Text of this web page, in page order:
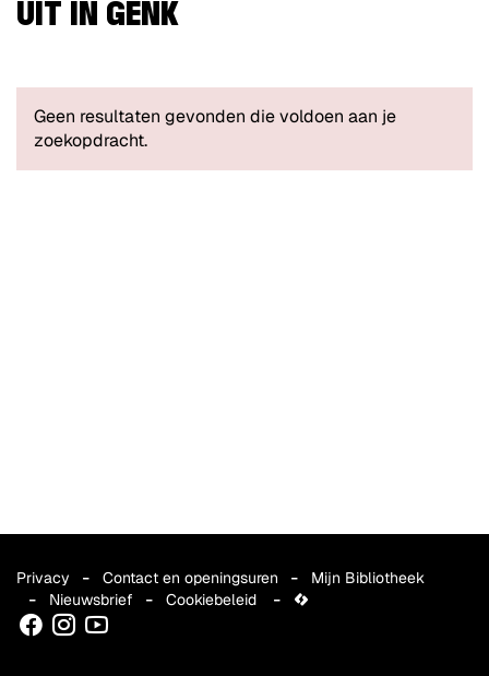
UIT IN GENK
Geen resultaten gevonden die voldoen aan je
zoekopdracht.
Privacy Contact en openingsuren
Mijn Bibliotheek
Nieuwsbrief
Cookiebeleid
Facebook
InstagramYoutube